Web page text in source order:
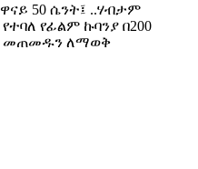
50 ሴንት፤ ..ሃብታም
የፊልም ኩባንያ በ200
መጠመዱን ለማወቅ